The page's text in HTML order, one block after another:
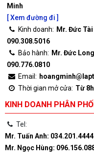
Minh
[ Xem đường đi ]
Kinh doanh: Mr. Đức
090.308.5016
Bảo hành: Mr. Đức
090.776.0810
Email:
Thời gian mở cửa: Từ
KINH DOANH PHÂN
Tel:
Mr. Tuấn Anh: 034.201.4444
Mr. Ngọc Hùng: